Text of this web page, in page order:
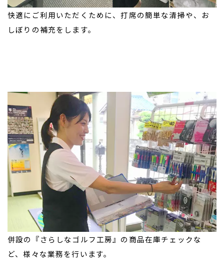
快適にご利用いただくために、打席の簡単な清掃や、お
しぼりの補充をします。
併設の『さらしなゴルフ工房』の商品在庫チェックな
ど、様々な業務を行います。